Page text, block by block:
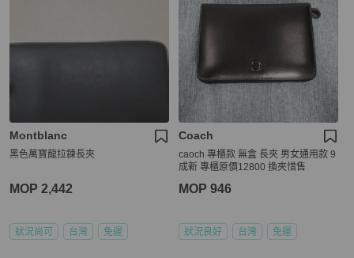
Montblanc
黑色萬寶龍拉鍊長夾
MOP 2,442
狀況尚可 台灣 免運
Coach
caoch 專櫃款 無盒 長夾 男女通用款 9
成新 專櫃原價12800 換夾惜售
MOP 946
狀況良好 台灣 免運